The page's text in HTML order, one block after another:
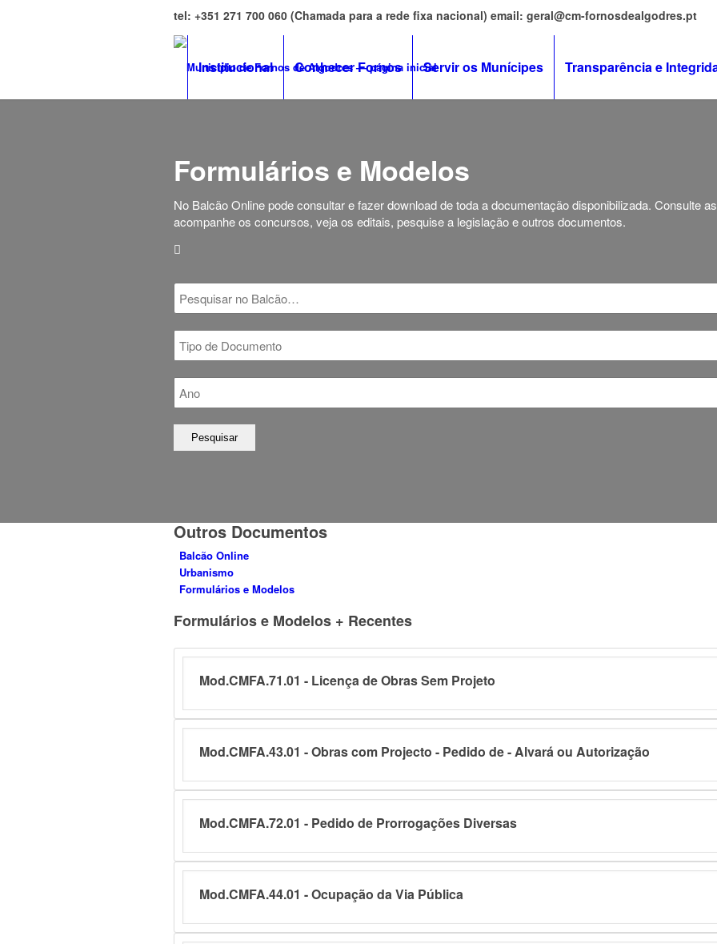
tel: +351 271 700 060 (Chamada para a rede fixa nacional) email: geral@cm-fornosdealgodres.pt
Institucional Conhecer Fornos Servir os Munícipes Transparência e
Formulários e Modelos
No Balcão Online pode consultar e fazer download de toda a documentação disponibilizada. Consulte
acompanhe os concursos, veja os editais, pesquise a legislação e outros documentos.
Outros Documentos
Balcão Online
Urbanismo
Formulários e Modelos
Formulários e Modelos + Recentes
Mod.CMFA.71.01 - Licença de Obras Sem Projeto
Mod.CMFA.43.01 - Obras com Projecto - Pedido de - Alvará ou Autorização
Mod.CMFA.72.01 - Pedido de Prorrogações Diversas
Mod.CMFA.44.01 - Ocupação da Via Pública